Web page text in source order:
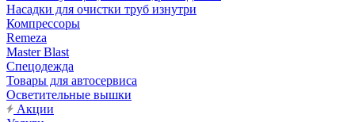
Насадки для очистки труб изнутри
Компрессоры
Remeza
Master Blast
Спецодежда
Товары для автосервиса
Осветительные вышки
Акции